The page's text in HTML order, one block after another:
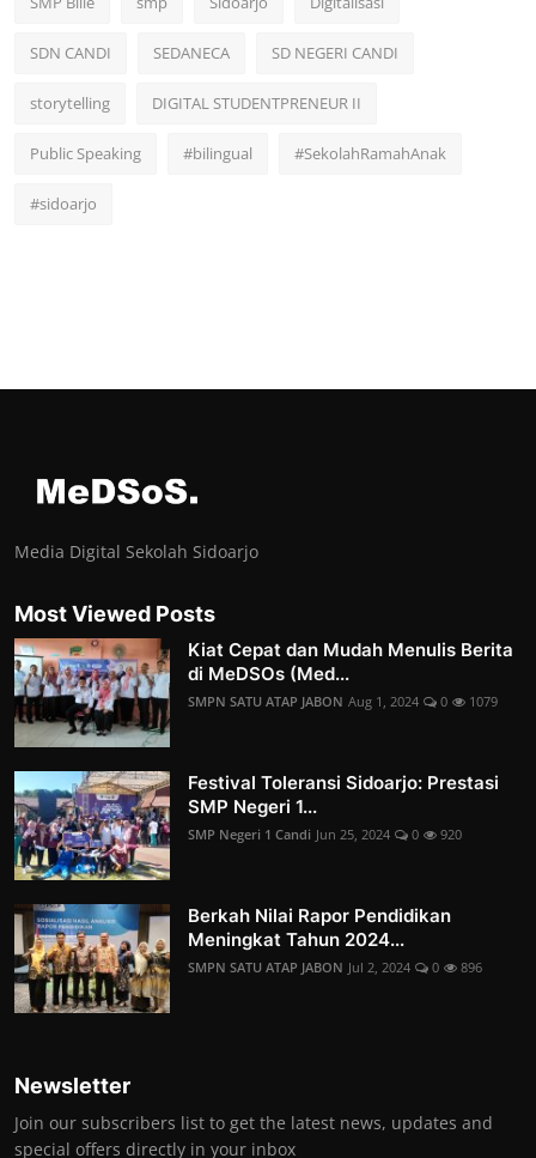
SDN CANDI SEDANECA SD NEGERI CANDI
storytelling DIGITAL STUDENTPRENEUR II
Public Speaking #bilingual #SekolahRamahAnak
#sidoarjo
Media Digital Sekolah Sidoarjo
Most Viewed Posts
Kiat Cepat dan Mudah Menulis Berita
di MeDSOs (Med...
SMPN SATU ATAP JABON Aug 1, 2024 0 1079
Festival Toleransi Sidoarjo: Prestasi
SMP Negeri 1...
SMP Negeri 1 Candi Jun 25, 2024 0 920
Berkah Nilai Rapor Pendidikan
Meningkat Tahun 2024...
SMPN SATU ATAP JABON Jul 2, 2024 0 896
Newsletter
Join our subscribers list to get the latest news, updates and
special offers directly in your inbox